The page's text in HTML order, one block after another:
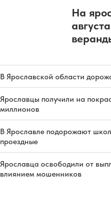
На
В Ярославской области
Ярославцы получили на
миллионов
В Ярославле подорожают
проездные
Ярославца освободили от
влиянием мошенников